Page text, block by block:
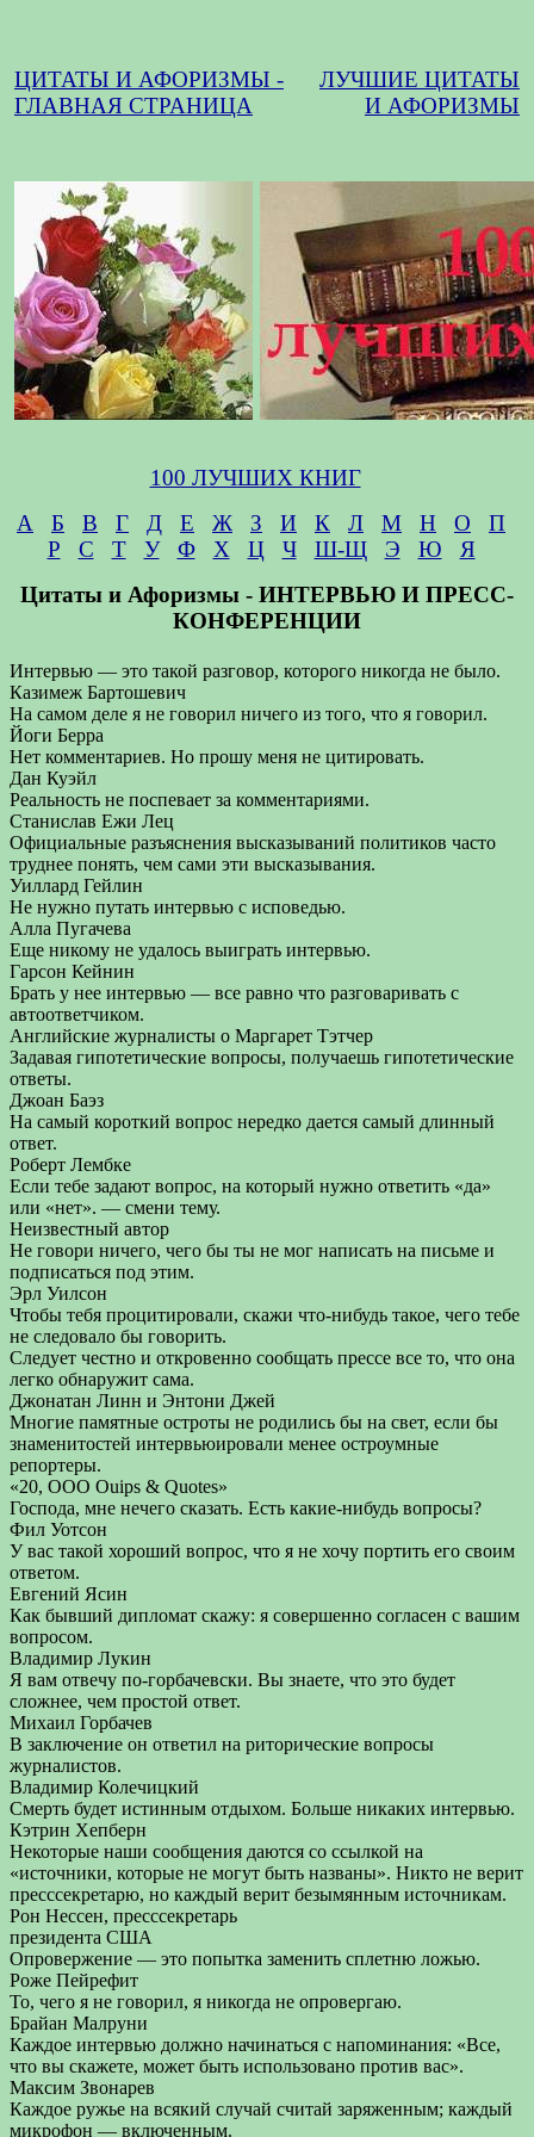
ЦИТАТЫ И АФОРИЗМЫ -
ГЛАВНАЯ СТРАНИЦА
ЛУЧШИЕ ЦИТАТЫ
И АФОРИЗМЫ
100 ЛУЧШИХ КНИГ
А
Б В Г Д Е Ж З И К Л М Н О
П
Р
С Т У Ф Х Ц Ч Ш-Щ Э Ю
Я
Цитаты и Афоризмы - ИНТЕРВЬЮ И ПРЕСС-
КОНФЕРЕНЦИИ
Интервью — это такой разговор, которого никогда не было.
Казимеж Бартошевич
На самом деле я не говорил ничего из того, что я говорил.
Йоги Берра
Нет комментариев. Но прошу меня не цитировать.
Дан Куэйл
Реальность не поспевает за комментариями.
Станислав Ежи Лец
Официальные разъяснения высказываний политиков часто
труднее понять, чем сами эти высказывания.
Уиллард Гейлин
Не нужно путать интервью с исповедью.
Алла Пугачева
Еще никому не удалось выиграть интервью.
Гарсон Кейнин
Брать у нее интервью — все равно что разговаривать с
автоответчиком.
Английские журналисты о Маргарет Тэтчер
Задавая гипотетические вопросы, получаешь гипотетические
ответы.
Джоан Баэз
На самый короткий вопрос нередко дается самый длинный
ответ.
Роберт Лембке
Если тебе задают вопрос, на который нужно ответить «да»
или «нет». — смени тему.
Неизвестный автор
Не говори ничего, чего бы ты не мог написать на письме и
подписаться под этим.
Эрл Уилсон
Чтобы тебя процитировали, скажи что-нибудь такое, чего тебе
не следовало бы говорить.
Следует честно и откровенно сообщать прессе все то, что она
легко обнаружит сама.
Джонатан Линн и Энтони Джей
Многие памятные остроты не родились бы на свет, если бы
знаменитостей интервьюировали менее остроумные
репортеры.
«20, ООО Ouips & Quotes»
Господа, мне нечего сказать. Есть какие-нибудь вопросы?
Фил Уотсон
У вас такой хороший вопрос, что я не хочу портить его своим
ответом.
Евгений Ясин
Как бывший дипломат скажу: я совершенно согласен с вашим
вопросом.
Владимир Лукин
Я вам отвечу по-горбачевски. Вы знаете, что это будет
сложнее, чем простой ответ.
Михаил Горбачев
В заключение он ответил на риторические вопросы
журналистов.
Владимир Колечицкий
Смерть будет истинным отдыхом. Больше никаких интервью.
Кэтрин Хепберн
Некоторые наши сообщения даются со ссылкой на
«источники, которые не могут быть названы». Никто не верит
пресссекретарю, но каждый верит безымянным источникам.
Рон Нессен, пресссекретарь
президента США
Опровержение — это попытка заменить сплетню ложью.
Роже Пейрефит
То, чего я не говорил, я никогда не опровергаю.
Брайан Малруни
Каждое интервью должно начинаться с напоминания: «Все,
что вы скажете, может быть использовано против вас».
Максим Звонарев
Каждое ружье на всякий случай считай заряженным; каждый
микрофон — включенным.